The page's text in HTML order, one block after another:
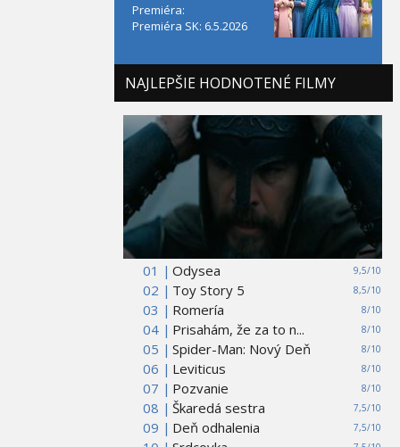
Premiéra:
Premiéra SK: 6.5.2026
NAJLEPŠIE HODNOTENÉ FILMY
01 | 9,5/10
Odysea
02 |
8,5/10
Toy Story 5
03 |
8/10
Romería
04 |
8/10
Prisahám, že za to n...
05 |
8/10
Spider-Man: Nový Deň
06 |
8/10
Leviticus
07 |
8/10
Pozvanie
08 |
7,5/10
Škaredá sestra
09 |
7,5/10
Deň odhalenia